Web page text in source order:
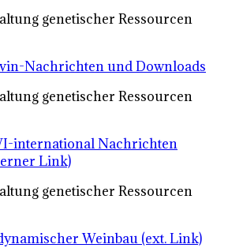
genetischer Ressourcen
Nachrichten und Downloads
genetischer Ressourcen
international Nachrichten
Link)
genetischer Ressourcen
Weinbau (ext. Link)